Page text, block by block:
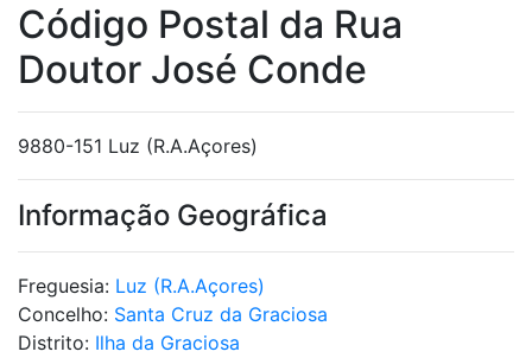
Código Postal da Rua
Doutor José Conde
9880-151 Luz (R.A.Açores)
Informação Geográfica
Freguesia: Luz (R.A.Açores)
Concelho: Santa Cruz da Graciosa
Distrito: Ilha da Graciosa